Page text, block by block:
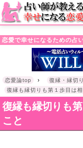
・!DOCTYPE html>l
恋愛で幸せになるための占
恋愛論top › 復縁・縁切り
復縁も縁切りも第１歩目は
復縁も縁切りも
こと